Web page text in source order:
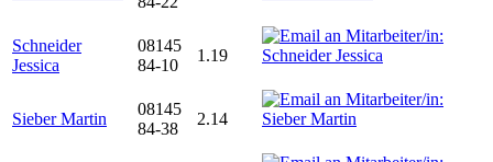
Schneider
Jessica
08145
84-10
1.19
Sieber Martin
08145
84-38
2.14